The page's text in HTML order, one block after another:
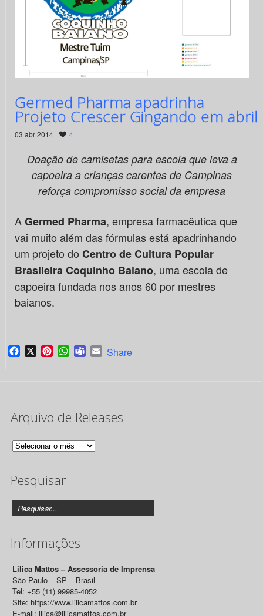
Germed Pharma apadrinha
Projeto Crescer Gingando em abril
03 abr 2014 · 4
Doação de camisetas para escola que leva a
capoeira a crianças carentes de Campinas
reforça compromisso social da empresa
AGermed Pharma, empresa farmacêutica que
vai muito além das fórmulas está apadrinhando
um projeto do Centro de Cultura Popular
Brasileira Coquinho Baiano, uma escola de
capoeira fundada nos anos 60 por mestres
baianos.
Facebook
X PinterestWhatsApp
TeamsEmail
Share
Arquivo de Releases
Arquivo
Releases
Pesquisar
Informações
Lilica Mattos – Assessoria de Imprensa
São Paulo – SP – Brasil
Tel: +55 (11) 99985-4052
Site: https://www.lilicamattos.com.br
E-mail: lilica@lilicamattos.com.br